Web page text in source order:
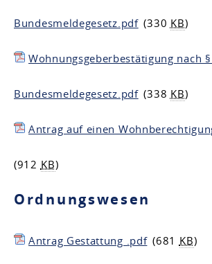
Bundesmeldegesetz.pdf (330 KB)
Wohnungsgeberbestätigung nach
Bundesmeldegesetz.pdf (338 KB)
Antrag auf einen
(912 KB)
Ordnungswesen
Antrag Gestattung .pdf (681 KB)